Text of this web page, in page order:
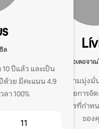
ล
ปีแล้ว และเป็น
ด้วย มีคะแนน 4.9
า 100%
11
ริโอเดอจาเ
ที่พักของคุณความมุ่งมั่
เพิ่มรายได้ด้วยการ
คุณภาพสูง บริการที่กำห
ของ